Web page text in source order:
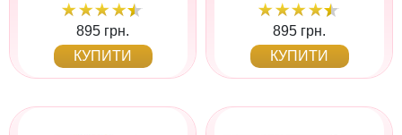
895 грн.
КУПИТИ
895 грн.
КУПИТИ